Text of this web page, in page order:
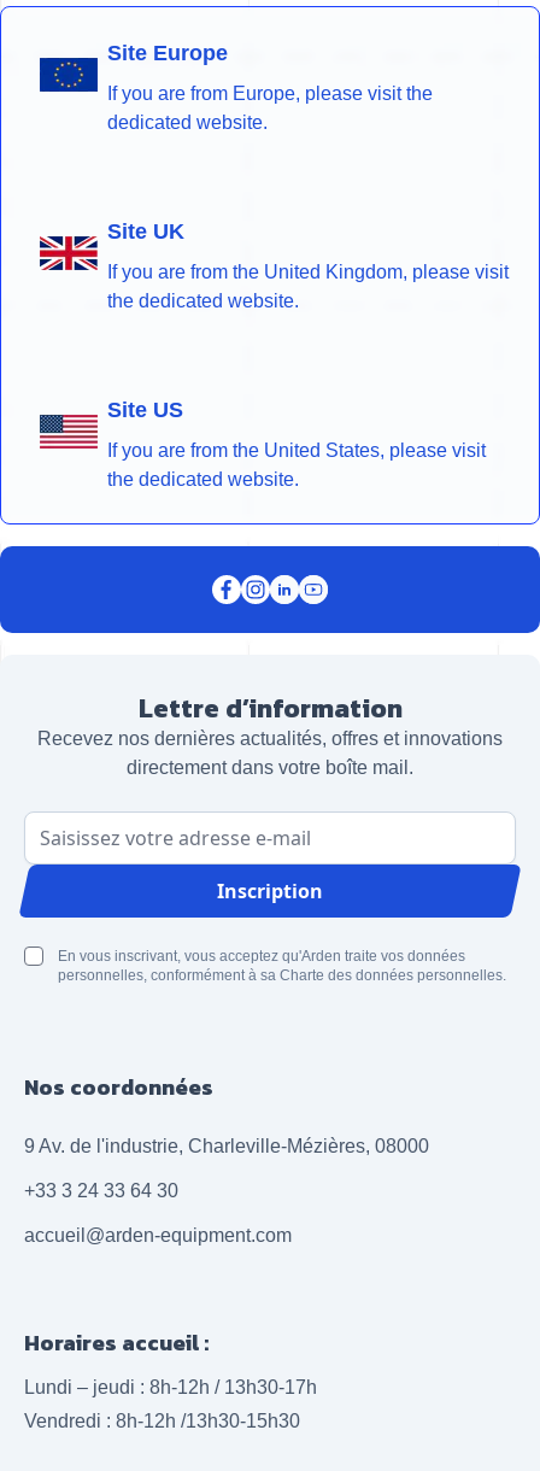
Site Europe
If you are from Europe, please visit the
dedicated website.
Site UK
If you are from the United Kingdom, please visit
the dedicated website.
Site US
If you are from the United States, please visit
the dedicated website.
Lettre d’information
Recevez nos dernières actualités, offres et innovations
directement dans votre boîte mail.
Adresse email
Inscription
En vous inscrivant, vous acceptez qu'Arden traite vos données
personnelles, conformément à sa Charte des données personnelles.
Nos coordonnées
9 Av. de l'industrie, Charleville-Mézières, 08000
+33 3 24 33 64 30
accueil@arden-equipment.com
Horaires accueil :
Lundi – jeudi : 8h-12h / 13h30-17h
Vendredi : 8h-12h /13h30-15h30